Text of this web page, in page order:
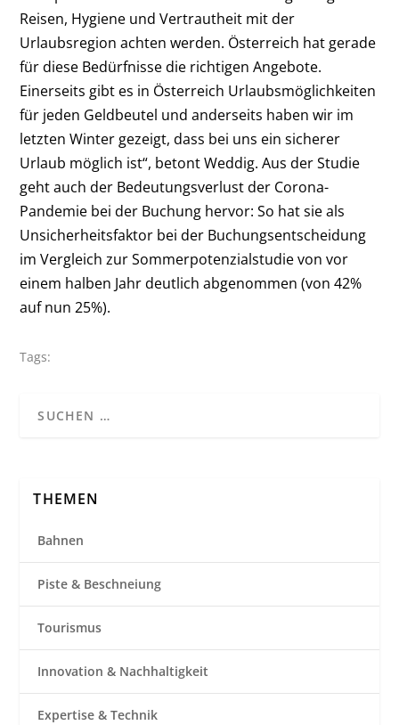
Reisen, Hygiene und Vertrautheit mit der
Urlaubsregion achten werden. Österreich hat gerade
für diese Bedürfnisse die richtigen Angebote.
Einerseits gibt es in Österreich Urlaubsmöglichkeiten
für jeden Geldbeutel und anderseits haben wir im
letzten Winter gezeigt, dass bei uns ein sicherer
Urlaub möglich ist“, betont Weddig. Aus der Studie
geht auch der Bedeutungsverlust der Corona-
Pandemie bei der Buchung hervor: So hat sie als
Unsicherheitsfaktor bei der Buchungsentscheidung
im Vergleich zur Sommerpotenzialstudie von vor
einem halben Jahr deutlich abgenommen (von 42%
auf nun 25%).
Tags:
THEMEN
Bahnen
Piste & Beschneiung
Tourismus
Innovation & Nachhaltigkeit
Expertise & Technik